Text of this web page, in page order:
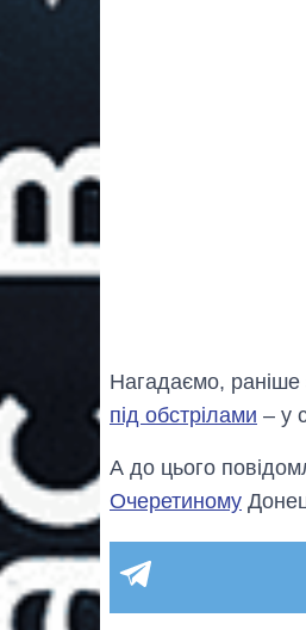
Нагадаємо,
під обстрілами – у
А до цього
Очеретиному